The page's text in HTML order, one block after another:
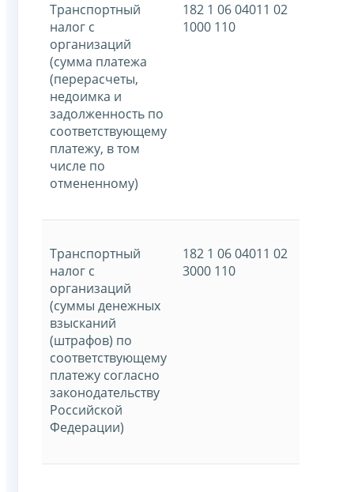
Транспортный
налог с
организаций
(сумма платежа
(перерасчеты,
недоимка и
задолженность по
соответствующему
платежу, в том
числе по
отмененному)
182 1 06 04011 02
1000 110
Транспортный
налог с
организаций
(суммы денежных
взысканий
(штрафов) по
соответствующему
платежу согласно
законодательству
Российской
Федерации)
182 1 06 04011 02
3000 110